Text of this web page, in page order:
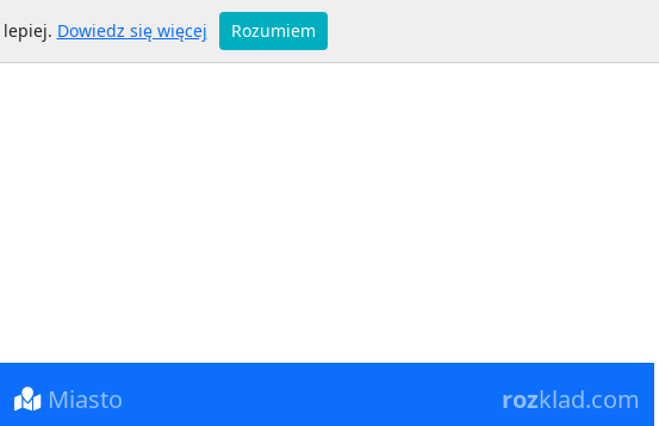
Miasto rozklad.com
lepiej. Dowiedz się więcej Rozumiem